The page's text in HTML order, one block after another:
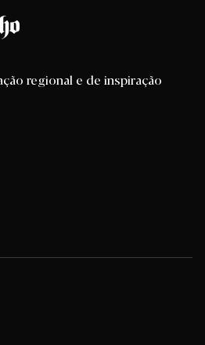
regional e de inspiração